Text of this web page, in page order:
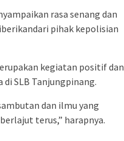
rasa senang dan
pihak kepolisian
kegiatan positif dan
SLB Tanjungpinang.
dan ilmu yang
terus,” harapnya.